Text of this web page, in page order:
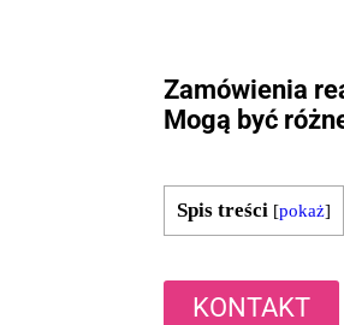
Zamówienia
Mogą być
Spis treści [pokaż]
KONTAKT